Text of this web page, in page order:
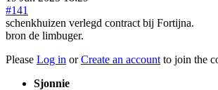
#141
schenkhuizen verlegd contract bij Fortijna.
bron de limbuger.
Please Log in orCreate an account to join the
Sjonnie